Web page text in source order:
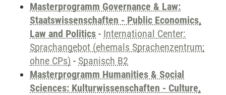
Masterprogramm Governance & Law:
Staatswissenschaften - Public Economics,
Law and Politics - International Center:
Sprachangebot (ehemals Sprachenzentrum;
ohne CPs) - Spanisch B2
Masterprogramm Humanities & Social
Sciences: Kulturwissenschaften - Culture,